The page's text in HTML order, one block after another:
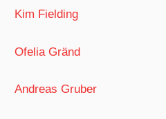
Kim Fielding
Ofelia Gränd
Andreas Gruber